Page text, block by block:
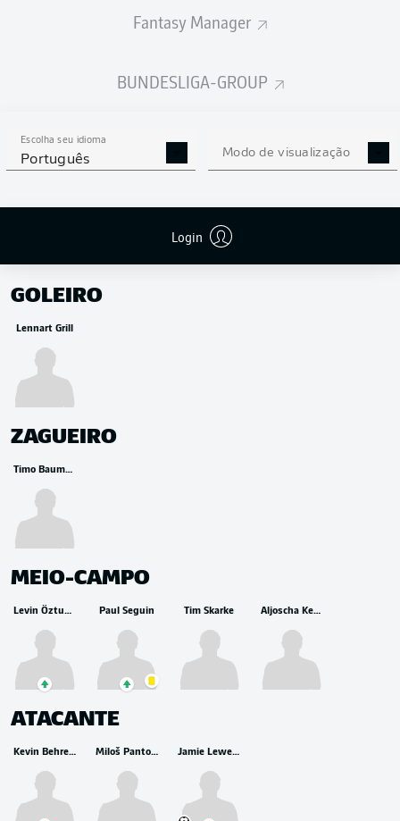
Fantasy Manager
BUNDESLIGA-GROUP
Escolha seu idioma
Português Modo de visualização
Login
Frederik Rønnow
GOLEIRO
Lennart Grill
ZAGUEIRO
Timo Baumgartl
MEIO-CAMPO
Levin Öztunali Paul Seguin Tim Skarke Aljoscha Kemlein
ATACANTE
Kevin Behrens Miloš Pantović Jamie Leweling